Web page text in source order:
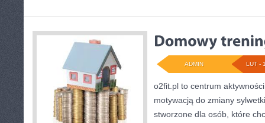
LUT -
ADMIN
o2fit.pl to centrum
motywacją do zmiany
stworzone dla osób, które